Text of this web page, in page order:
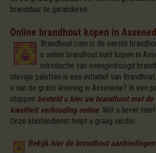
brandduur te garanderen.
Online brandhout kopen in
Brandhout.com is de eerste
u online brandhout kunt kopen in
introductie van ovengedroogd
stevige paletten is een initiatief van
u van de gratis levering in Assenede? In een
stappen besteld u hier uw brandhout met
kwaliteit verhouding online. Wilt u liever
Onze klantendienst helpt u graag verder.
Bekijk hier de brandhout